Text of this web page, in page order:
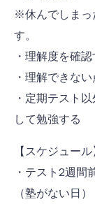
※休んでしまっ
す。
・理解度を確
・理解できな
・定期テスト
して勉強する
【スケジュール
・テスト2週間
（塾がない日）